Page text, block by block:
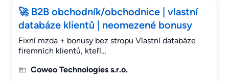
🚀 B2B obchodník/obchodnice | vlastní
databáze klientů | neomezené bonusy
Fixní mzda + bonusy bez stropu Vlastní databáze
firemních klientů, kteří…
Coweo Technologies s.r.o.